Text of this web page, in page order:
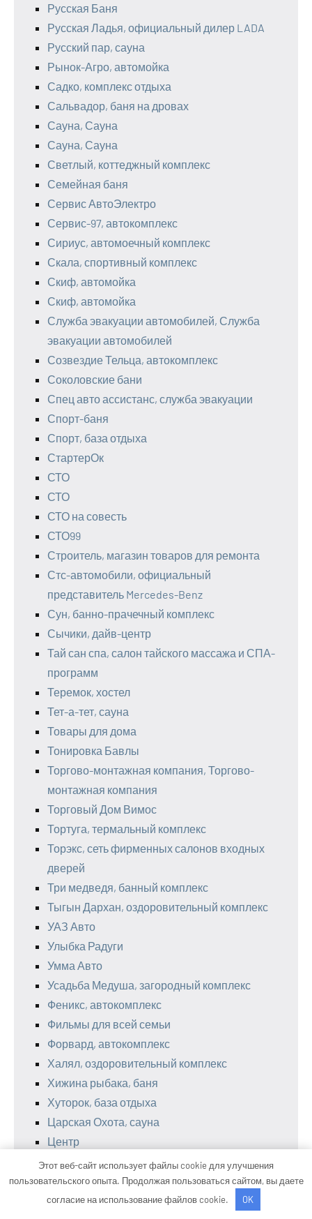
Русская Баня
Русская Ладья, официальный дилер LADA
Русский пар, сауна
Рынок-Агро, автомойка
Садко, комплекс отдыха
Сальвадор, баня на дровах
Сауна, Сауна
Сауна, Сауна
Светлый, коттеджный комплекс
Семейная баня
Сервис АвтоЭлектро
Сервис-97, автокомплекс
Сириус, автомоечный комплекс
Скала, спортивный комплекс
Скиф, автомойка
Скиф, автомойка
Служба эвакуации автомобилей, Служба
эвакуации автомобилей
Созвездие Тельца, автокомплекс
Соколовские бани
Спец авто ассистанс, служба эвакуации
Спорт-баня
Спорт, база отдыха
СтартерОк
СТО
СТО
СТО на совесть
СТО99
Строитель, магазин товаров для ремонта
Стс-автомобили, официальный
представитель Mercedes-Benz
Сун, банно-прачечный комплекс
Сычики, дайв-центр
Тай сан спа, салон тайского массажа и СПА-
программ
Теремок, хостел
Тет-а-тет, сауна
Товары для дома
Тонировка Бавлы
Торгово-монтажная компания, Торгово-
монтажная компания
Торговый Дом Вимос
Тортуга, термальный комплекс
Торэкс, сеть фирменных салонов входных
дверей
Три медведя, банный комплекс
Тыгын Дархан, оздоровительный комплекс
УАЗ Авто
Улыбка Радуги
Умма Авто
Усадьба Медуша, загородный комплекс
Феникс, автокомплекс
Фильмы для всей семьи
Форвард, автокомплекс
Халял, оздоровительный комплекс
Хижина рыбака, баня
Хуторок, база отдыха
Царская Охота, сауна
Центр
Центр, автомоечный комплекс
ЧSgarage
Черемушки, автокомплекс
Этот веб-сайт использует файлы cookie для улучшения
пользовательского опыта. Продолжая пользоваться сайтом, вы даете
согласие на использование файлов cookie.
OK